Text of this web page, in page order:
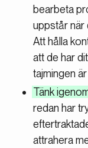
bearbeta
uppstår när
Att hålla
att de har
tajmingen
Tänk
redan har
attrahera